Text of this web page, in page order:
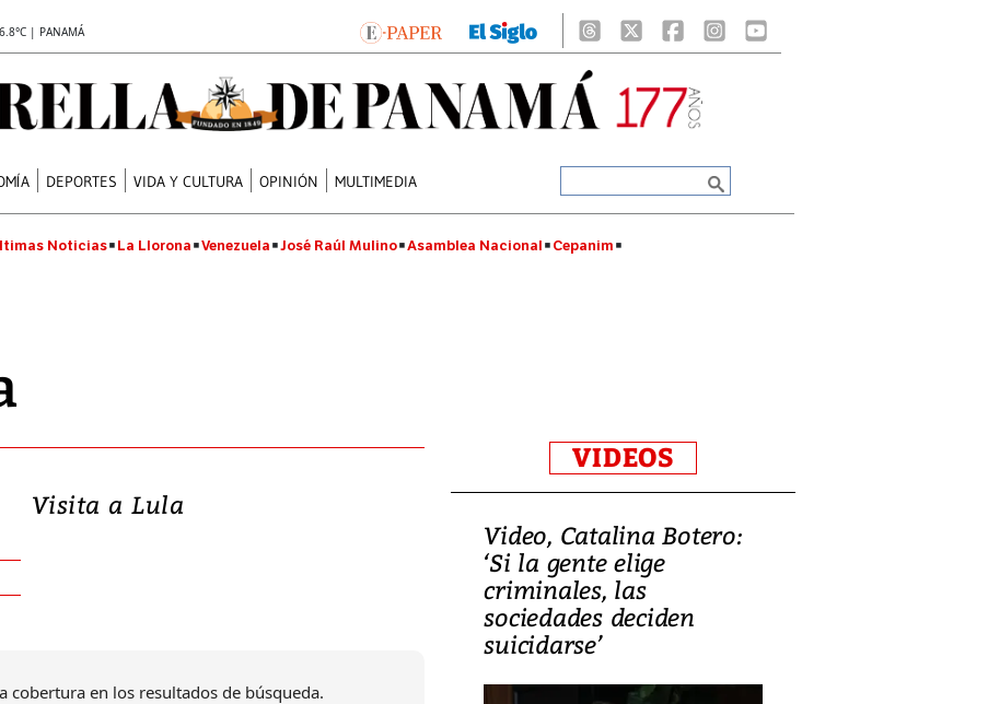
| PANAMÁ
DEPORTES VIDA Y CULTURA OPINIÓN MULTIMEDIA
Noticias La Llorona Venezuela José Raúl Mulino Asamblea Nacional Cepanim
Visita a Lula
cobertura en los resultados de búsqueda.
VIDEOS
Video, Catalina Botero:
‘Si la gente elige
criminales, las
sociedades deciden
suicidarse’